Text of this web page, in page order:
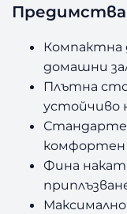
Предимства
Компактна
домашни
Плътна
устойчиво
комфортен
Фина